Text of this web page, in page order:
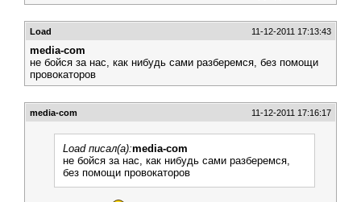
Load 11-12-2011 17:13:43
media-com
не бойся за нас, как нибудь сами разберемся, без помощи
провокаторов
media-com 11-12-2011 17:16:17
Load писал(а):media-com
не бойся за нас, как нибудь сами разберемся,
без помощи провокаторов